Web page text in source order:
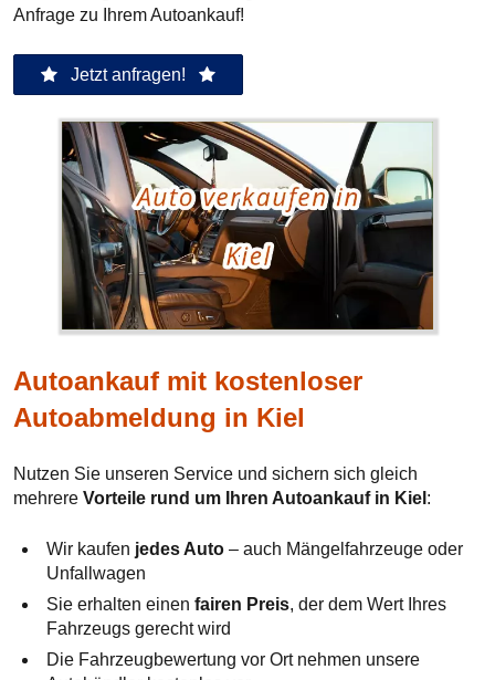
Anfrage zu Ihrem Autoankauf!
Jetzt anfragen!
Autoankauf mit kostenloser
Autoabmeldung in Kiel
Nutzen Sie unseren Service und sichern sich gleich
mehrere Vorteile rund um Ihren Autoankauf in Kiel :
Wir kaufen jedes Auto – auch Mängelfahrzeuge oder
Unfallwagen
Sie erhalten einen fairen Preis, der dem Wert Ihres
Fahrzeugs gerecht wird
Die Fahrzeugbewertung vor Ort nehmen unsere